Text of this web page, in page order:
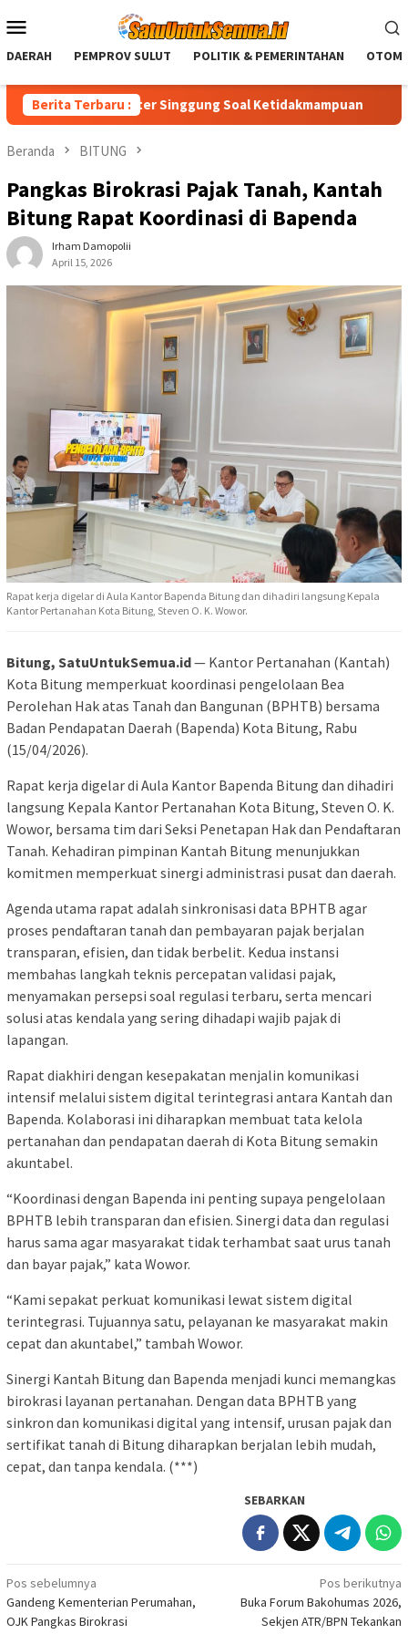
ke
Mobile
DAERAH PEMPROV SULUT POLITIK & PEMERINTAHAN
Berita Terbaru :
Royke Anter Singgung Soal Ketidakmampuan
Beranda BITUNG
Pangkas Birokrasi Pajak Tanah, Kantah
Bitung Rapat Koordinasi di Bapenda
Irham Damopolii
April 15, 2026
Rapat kerja digelar di Aula Kantor Bapenda Bitung dan dihadiri langsung Kepala
Kantor Pertanahan Kota Bitung, Steven O. K. Wowor.
Bitung, SatuUntukSemua.id— Kantor Pertanahan (Kantah)
Kota Bitung memperkuat koordinasi pengelolaan Bea
Perolehan Hak atas Tanah dan Bangunan (BPHTB) bersama
Badan Pendapatan Daerah (Bapenda) Kota Bitung, Rabu
(15/04/2026).
Rapat kerja digelar di Aula Kantor Bapenda Bitung dan dihadiri
langsung Kepala Kantor Pertanahan Kota Bitung, Steven O. K.
Wowor, bersama tim dari Seksi Penetapan Hak dan Pendaftaran
Tanah. Kehadiran pimpinan Kantah Bitung menunjukkan
komitmen memperkuat sinergi administrasi pusat dan daerah.
Agenda utama rapat adalah sinkronisasi data BPHTB agar
proses pendaftaran tanah dan pembayaran pajak berjalan
transparan, efisien, dan tidak berbelit. Kedua instansi
membahas langkah teknis percepatan validasi pajak,
menyamakan persepsi soal regulasi terbaru, serta mencari
solusi atas kendala yang sering dihadapi wajib pajak di
lapangan.
Rapat diakhiri dengan kesepakatan menjalin komunikasi
intensif melalui sistem digital terintegrasi antara Kantah dan
Bapenda. Kolaborasi ini diharapkan membuat tata kelola
pertanahan dan pendapatan daerah di Kota Bitung semakin
akuntabel.
“Koordinasi dengan Bapenda ini penting supaya pengelolaan
BPHTB lebih transparan dan efisien. Sinergi data dan regulasi
harus sama agar masyarakat tidak terhambat saat urus tanah
dan bayar pajak,” kata Wowor.
“Kami sepakat perkuat komunikasi lewat sistem digital
terintegrasi. Tujuannya satu, pelayanan ke masyarakat makin
cepat dan akuntabel,” tambah Wowor.
Sinergi Kantah Bitung dan Bapenda menjadi kunci memangkas
birokrasi layanan pertanahan. Dengan data BPHTB yang
sinkron dan komunikasi digital yang intensif, urusan pajak dan
sertifikat tanah di Bitung diharapkan berjalan lebih mudah,
cepat, dan tanpa kendala. (***)
SEBARKAN
Navigasi
pos
Pos sebelumnya
Gandeng Kementerian Perumahan,
OJK Pangkas Birokrasi
Pos berikutnya
Buka Forum Bakohumas 2026,
Sekjen ATR/BPN Tekankan